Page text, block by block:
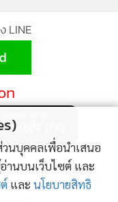
LINE
วนบุคคลเพื่อนำเสนอ
นบนเว็บไซต์ และ
และ นโยบายสิทธิ